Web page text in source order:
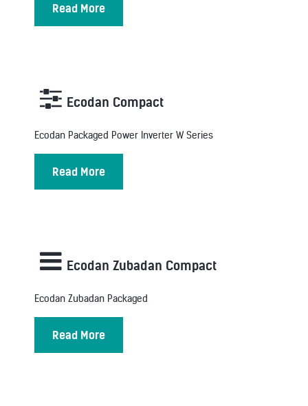
Read More
Ecodan Compact
Ecodan Packaged Power Inverter W Series
Read More
Ecodan Zubadan Compact
Ecodan Zubadan Packaged
Read More